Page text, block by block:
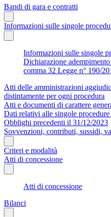
Bandi di gara e contratti
Informazioni sulle singole
Informazioni sulle singole
Dichiarazione
comma 32 Legge n° 190/
Atti delle amministrazioni
distintamente per ogni procedura
Atti e documenti di carattere
Dati relativi alle singole
Obblighi precedenti il 31/12/2023
Sovvenzioni, contributi, sussidi,
Criteri e modalità
Atti di concessione
Atti di concessione
Bilanci